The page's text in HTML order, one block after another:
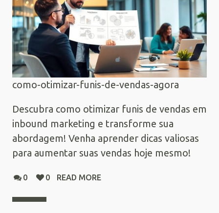
como-otimizar-funis-de-vendas-agora
Descubra como otimizar funis de vendas em
inbound marketing e transforme sua
abordagem! Venha aprender dicas valiosas
para aumentar suas vendas hoje mesmo!
0 0 READ MORE